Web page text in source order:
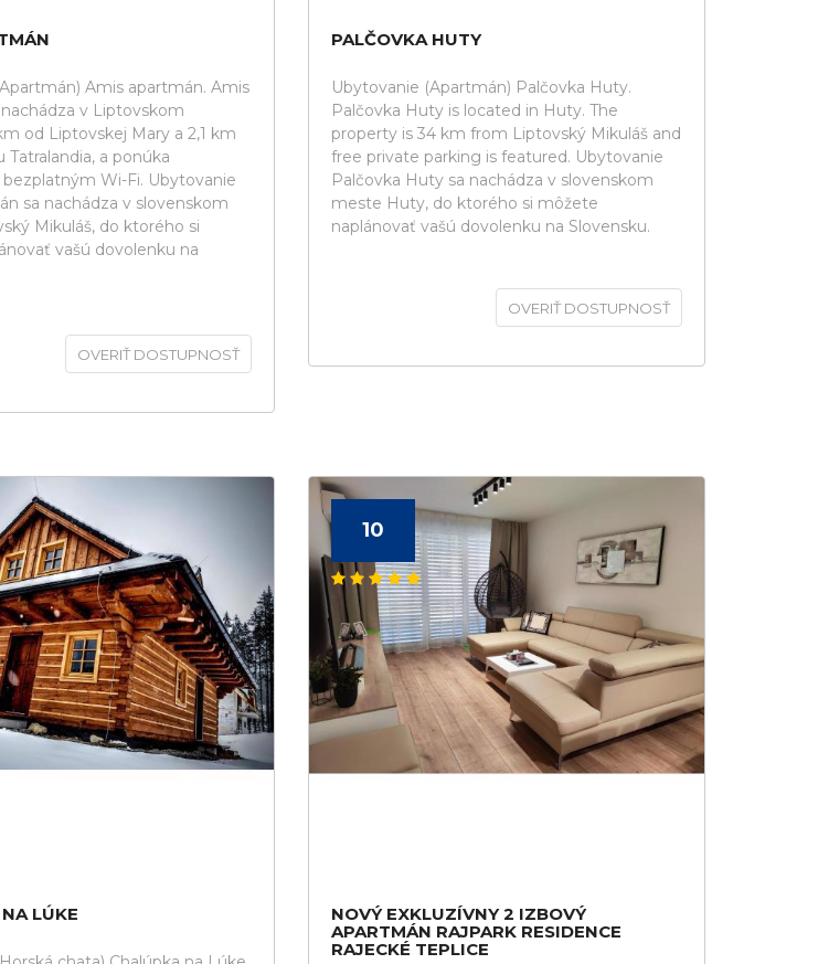
Amis apartmán. Amis
v Liptovskom
od Liptovskej Mary a 2,1 km
Tatralandia, a ponúka
Wi-Fi. Ubytovanie
sa nachádza v slovenskom
Mikuláš, do ktorého si
vašú dovolenku na
OVERIŤ DOSTUPNOSŤ
PALČOVKA HUTY
Ubytovanie (Apartmán) Palčovka Huty.
Palčovka Huty is located in Huty. The
property is 34 km from Liptovský Mikuláš and
free private parking is featured. Ubytovanie
Palčovka Huty sa nachádza v slovenskom
meste Huty, do ktorého si môžete
naplánovať vašú dovolenku na Slovensku.
OVERIŤ DOSTUPNOSŤ
LÚKE
10
NOVÝ EXKLUZÍVNY 2 IZBOVÝ
APARTMÁN RAJPARK RESIDENCE
RAJECKÉ TEPLICE